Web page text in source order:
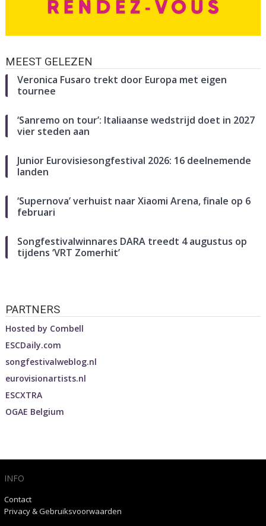
MEEST GELEZEN
Veronica Fusaro trekt door Europa met eigen
tournee
‘Sanremo on tour’: Italiaanse wedstrijd doet in 2027
vier steden aan
Junior Eurovisiesongfestival 2026: 16 deelnemende
landen
‘Supernova’ verhuist naar Xiaomi Arena, finale op 6
februari
Songfestivalwinnares DARA treedt 4 augustus op
tijdens ‘VRT Zomerhit’
PARTNERS
Hosted by Combell
ESCDaily.com
songfestivalweblog.nl
eurovisionartists.nl
ESCXTRA
OGAE Belgium
INFO
Contact
Privacy & Gebruiksvoorwaarden